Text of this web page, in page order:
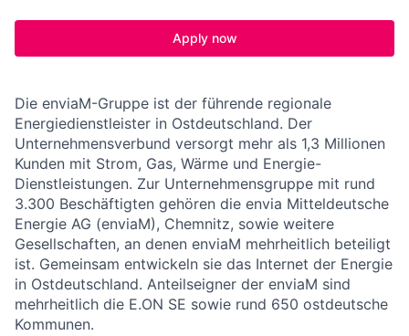
Apply now
Die enviaM-Gruppe ist der führende regionale
Energiedienstleister in Ostdeutschland. Der
Unternehmensverbund versorgt mehr als 1,3 Millionen
Kunden mit Strom, Gas, Wärme und Energie-
Dienstleistungen. Zur Unternehmensgruppe mit rund
3.300 Beschäftigten gehören die envia Mitteldeutsche
Energie AG (enviaM), Chemnitz, sowie weitere
Gesellschaften, an denen enviaM mehrheitlich beteiligt
ist. Gemeinsam entwickeln sie das Internet der Energie
in Ostdeutschland. Anteilseigner der enviaM sind
mehrheitlich die E.ON SE sowie rund 650 ostdeutsche
Kommunen.